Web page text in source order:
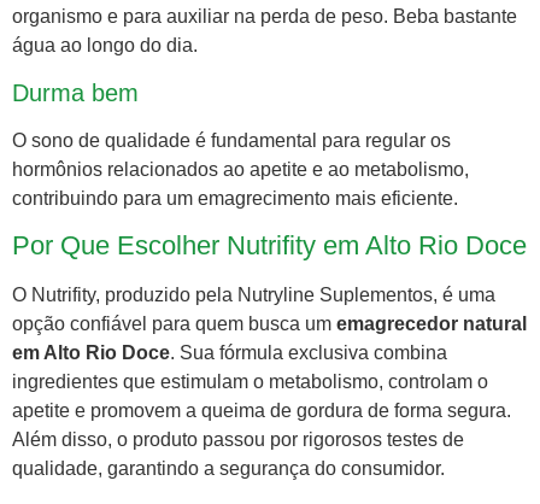
organismo e para auxiliar na perda de peso. Beba bastante
água ao longo do dia.
Durma bem
O sono de qualidade é fundamental para regular os
hormônios relacionados ao apetite e ao metabolismo,
contribuindo para um emagrecimento mais eficiente.
Por Que Escolher Nutrifity em Alto Rio Doce
O Nutrifity, produzido pela Nutryline Suplementos, é uma
opção confiável para quem busca um emagrecedor natural
em Alto Rio Doce. Sua fórmula exclusiva combina
ingredientes que estimulam o metabolismo, controlam o
apetite e promovem a queima de gordura de forma segura.
Além disso, o produto passou por rigorosos testes de
qualidade, garantindo a segurança do consumidor.